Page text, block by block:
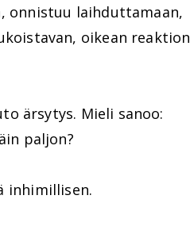
onnistuu laihduttamaan,
oikean reaktion
ärsytys. Mieli sanoo:
paljon?
inhimillisen.